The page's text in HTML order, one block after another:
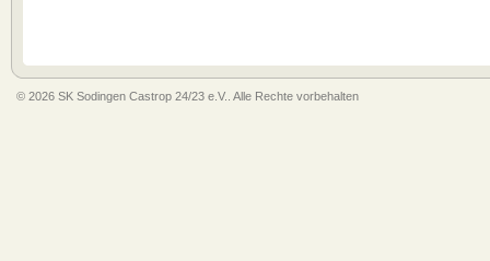
© 2026 SK Sodingen Castrop 24/23 e.V.. Alle Rechte vorbehalten